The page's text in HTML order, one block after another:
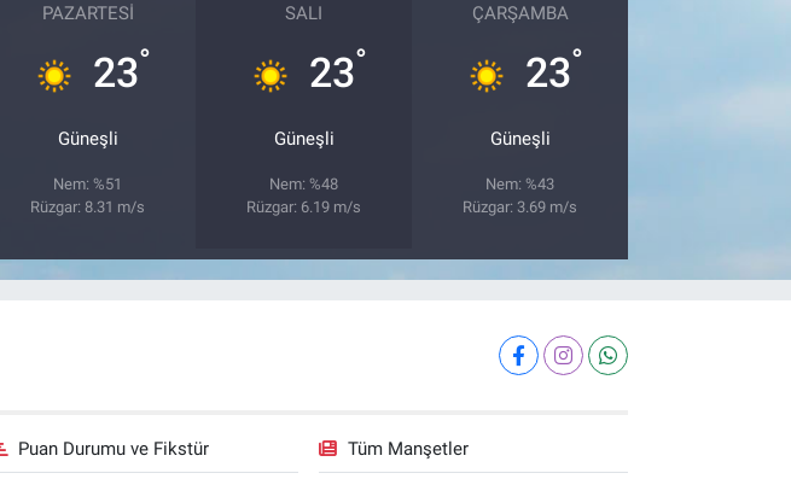
PAZARTESI
23°
Güneşli
Nem: %51
Rüzgar: 8.31 m/s
SALI
23°
Güneşli
Nem: %48
Rüzgar: 6.19 m/s
ÇARŞAMBA
23°
Güneşli
Nem: %43
Rüzgar: 3.69 m/s
Puan Durumu ve Fikstür Tüm Manşetler